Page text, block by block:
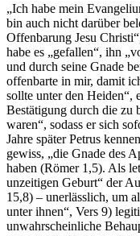
„Ich habe mein
bin auch nicht darüber
Offenbarung Jesu
habe es „gefallen“, ihn
und durch seine Gnade
offenbarte in mir, damit
sollte unter den Heiden“,
Bestätigung durch die zu
waren“, sodass er sich
Jahre später Petrus
gewiss, „die Gnade des
haben (Römer 1,5). Als
unzeitigen Geburt“ der
15,8) – unerlässlich, um
unter ihnen“, Vers 9)
unwahrscheinliche